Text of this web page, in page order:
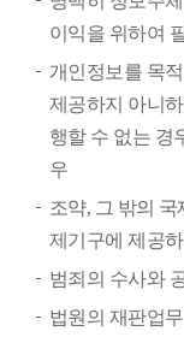
이익을 위하여
개인정보를 목
제공하지 아니
행할 수 없는 경
우
조약, 그 밖의
제기구에 제공
범죄의 수사와
법원의 재판업